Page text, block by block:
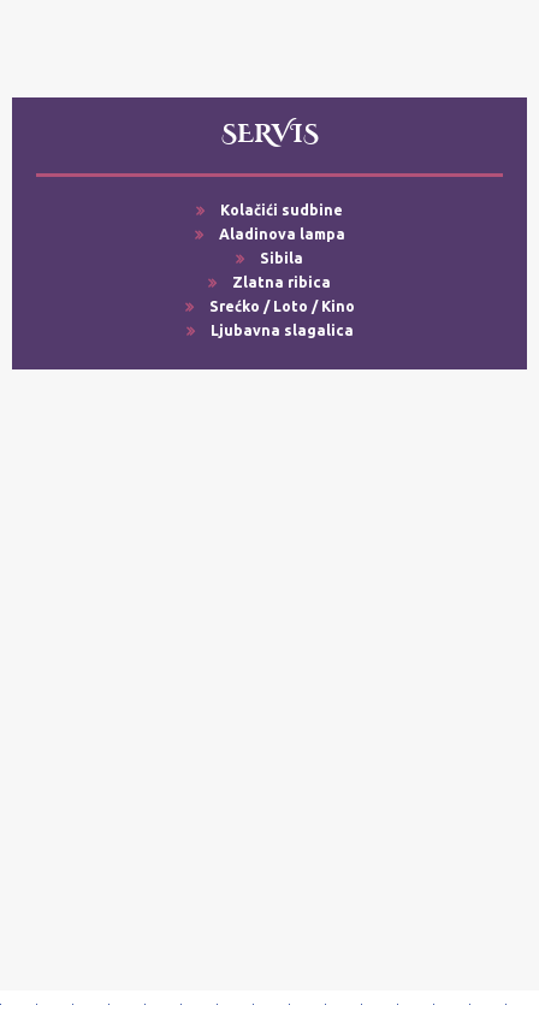
SERVIS
Kolačići sudbine
Aladinova lampa
Sibila
Zlatna ribica
Srećko / Loto / Kino
Ljubavna slagalica